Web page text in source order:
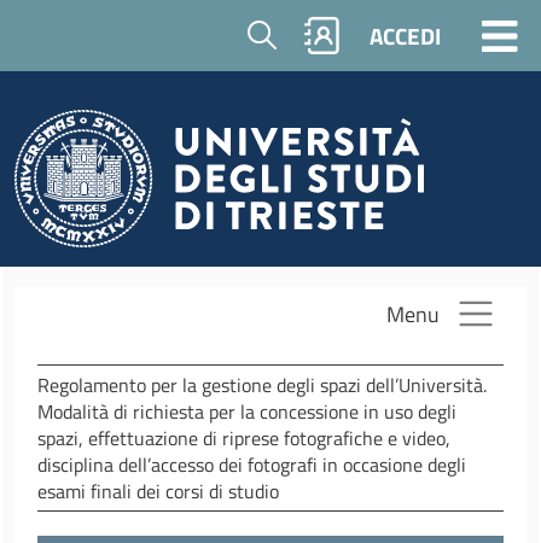
Salta al contenuto principale
Cerca ACCEDI
Menu
Regolamento per la gestione degli spazi dell’Università.
Modalità di richiesta per la concessione in uso degli
spazi, effettuazione di riprese fotografiche e video,
disciplina dell’accesso dei fotografi in occasione degli
esami finali dei corsi di studio